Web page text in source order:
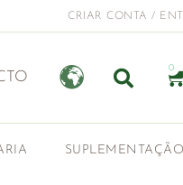
CRIAR CONTA /
0
SUPLEMENTAÇÃO